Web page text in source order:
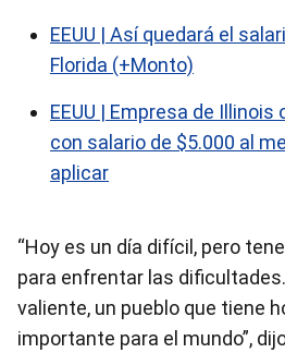
EEUU | Así quedará el
Florida (+Monto)
EEUU | Empresa de
con salario de $5.000 al
aplicar
“Hoy es un día difícil, pero
para enfrentar las
valiente, un pueblo que tiene
importante para el mundo”,